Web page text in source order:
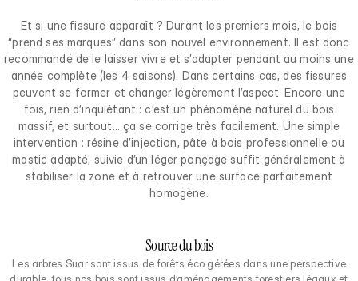
Et si une fissure apparaît ? Durant les premiers mois, le bois
“prend ses marques” dans son nouvel environnement. Il est donc
recommandé de le laisser vivre et s’adapter pendant au moins une
année complète (les 4 saisons). Dans certains cas, des fissures
peuvent se former et changer légèrement l’aspect. Encore une
fois, rien d’inquiétant : c’est un phénomène naturel du bois
massif, et surtout… ça se corrige très facilement. Une simple
intervention : résine d’injection, pâte à bois professionnelle ou
mastic adapté, suivie d’un léger ponçage suffit généralement à
stabiliser la zone et à retrouver une surface parfaitement
homogène.
Source du bois
Les arbres Suar sont issus de forêts éco gérées dans une perspective